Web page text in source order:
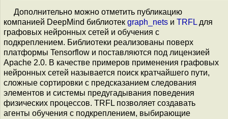
Дополнительно можно отметить публикацию
компанией DeepMind библиотек graph_nets и TRFL для
графовых нейронных сетей и обучения с
подкреплением. Библиотеки реализованы поверх
платформы Tensorflow и поставляются под лицензией
Apache 2.0. В качестве примеров применения графовых
нейронных сетей называется поиск кратчайшего пути,
сложные сортировки с предсказанием следования
элементов и системы предугадывания поведения
физических процессов. TRFL позволяет создавать
агенты обучения с подкреплением, выбирающие